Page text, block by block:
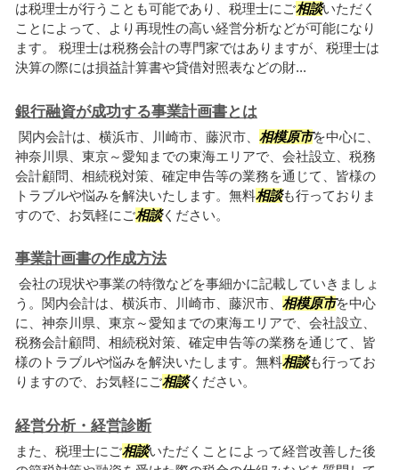
は税理士が行うことも可能であり、税理士にご相談いただく
ことによって、より再現性の高い経営分析などが可能になり
ます。 税理士は税務会計の専門家ではありますが、税理士は
決算の際には損益計算書や貸借対照表などの財...
銀行融資が成功する事業計画書とは
関内会計は、横浜市、川崎市、藤沢市、 相模原市を中心に、
神奈川県、東京～愛知までの東海エリアで、会社設立、税務
会計顧問、相続税対策、確定申告等の業務を通じて、皆様の
トラブルや悩みを解決いたします。無料相談も行っておりま
すので、お気軽にご相談ください。
事業計画書の作成方法
会社の現状や事業の特徴などを事細かに記載していきましょ
う。関内会計は、横浜市、川崎市、藤沢市、 相模原市を中心
に、神奈川県、東京～愛知までの東海エリアで、会社設立、
税務会計顧問、相続税対策、確定申告等の業務を通じて、皆
様のトラブルや悩みを解決いたします。無料相談も行ってお
りますので、お気軽にご相談ください。
経営分析・経営診断
また、税理士にご相談いただくことによって経営改善した後